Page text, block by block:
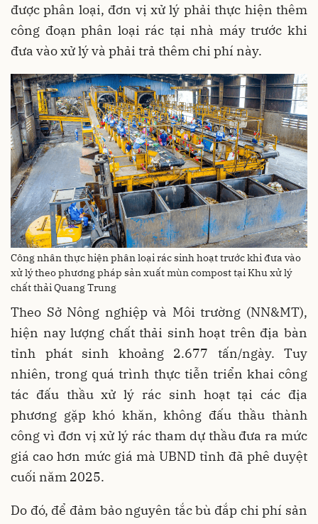
được phân loại, đơn vị xử lý phải thực hiện thêm
công đoạn phân loại rác tại nhà máy trước khi
đưa vào xử lý và phải trả thêm chi phí này.
Công nhân thực hiện phân loại rác sinh hoạt trước khi đưa vào
xử lý theo phương pháp sản xuất mùn compost tại Khu xử lý
chất thải Quang Trung
Theo Sở Nông nghiệp và Môi trường (NN&MT),
hiện nay lượng chất thải sinh hoạt trên địa bàn
tỉnh phát sinh khoảng 2.677 tấn/ngày. Tuy
nhiên, trong quá trình thực tiễn triển khai công
tác đấu thầu xử lý rác sinh hoạt tại các địa
phương gặp khó khăn, không đấu thầu thành
công vì đơn vị xử lý rác tham dự thầu đưa ra mức
giá cao hơn mức giá mà UBND tỉnh đã phê duyệt
cuối năm 2025.
Do đó, để đảm bảo nguyên tắc bù đắp chi phí sản